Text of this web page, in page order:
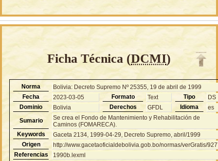
Ficha Técnica (DCMI)
Norma
Bolivia: Decreto Supremo Nº 25355, 19 de abril de 1999
Fecha
2023-03-05 Formato Text Tipo
DS
Dominio
Bolivia Derechos GFDL Idioma
es
Sumario
Se crea el Fondo de Mantenimiento y Rehabilitación de
Caminos (FOMARECA).
Keywords
Gaceta 2134, 1999-04-29, Decreto Supremo, abril/1999
Origen
http://www.gacetaoficialdebolivia.gob.bo/normas/verGratis/
Referencias
1990b.lexml